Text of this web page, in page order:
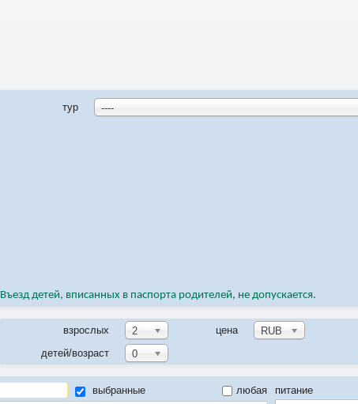
тур ----
Въезд детей, вписанных в паспорта родителей, не допускается.
взрослых 2 цена RUB
детей/возраст
0
выбранные
любая
питание